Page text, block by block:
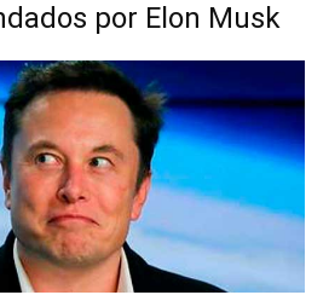
por Elon Musk